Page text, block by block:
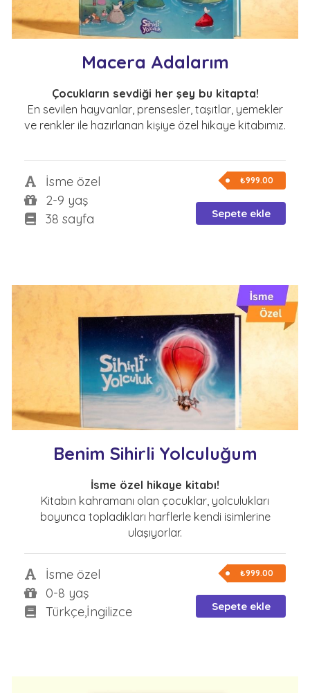
Macera Adalarım
Çocukların sevdiği her şey bu kitapta!
En sevilen hayvanlar, prensesler, taşıtlar, yemekler
ve renkler ile hazırlanan kişiye özel hikaye kitabımız.
İsme özel
2-9 yaş
38 sayfa
₺999.00
Sepete ekle
Benim Sihirli Yolculuğum
İsme özel hikaye kitabı!
Kitabın kahramanı olan çocuklar, yolculukları
boyunca topladıkları harflerle kendi isimlerine
ulaşıyorlar.
İsme özel
0-8 yaş
Türkçe,İngilizce
₺999.00
Sepete ekle